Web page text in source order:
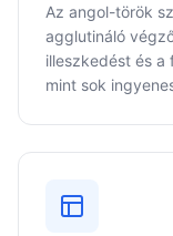
Az angol-török
agglutináló
illeszkedést és
mint sok